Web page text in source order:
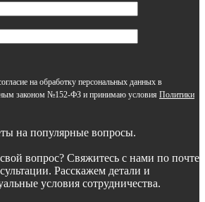
на обработку персональных данных в
законом №152-ФЗ и принимаю условия Политики
на популярные вопросы.
вопрос? Свяжитесь с нами по почте
Расскажем детали и
условия сотрудничества.